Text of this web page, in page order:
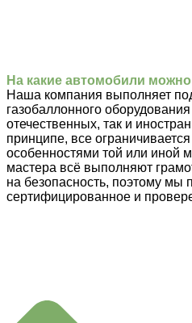
На какие автомобили
Наша компания выполняет
газобаллонного
отечественных, так и
принципе, все
особенностями той или иной
мастера всё выполняют
на безопасность, поэтому мы
сертифицированное и